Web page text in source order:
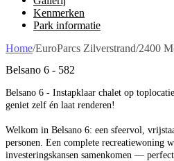
Kenmerken
Park informatie
Home/EuroParcs Zilverstrand/2400
Belsano 6 - 582
Belsano 6 - Instapklaar chalet op
geniet zelf én laat renderen!
Welkom in Belsano 6: een sfeervol,
personen. Een complete recreatiewoning
investeringskansen samenkomen —